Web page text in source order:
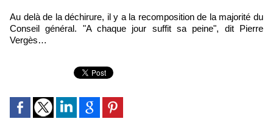
Au delà de la déchirure, il y a la recomposition de la majorité du
Conseil général. "A chaque jour suffit sa peine", dit Pierre
Vergès…